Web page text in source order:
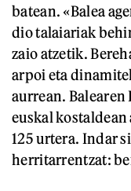
batean. «Balea
dio talaiariak
zaio atzetik.
arpoi eta
aurrean. Balearen
euskal
125 urtera. Indar
herritarrentzat: